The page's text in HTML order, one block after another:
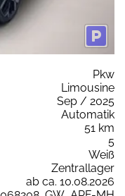
Pkw
Limousine
Sep / 2025
Automatik
51 km
5
Weiß
Zentrallager
ab ca. 10.08.2026